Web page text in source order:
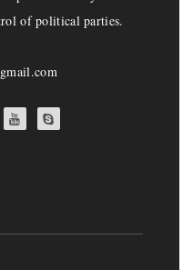
of political parties.